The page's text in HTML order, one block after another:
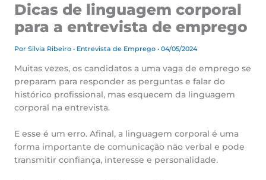
Dicas de linguagem corporal
para a entrevista de emprego
Por Silvia Ribeiro • Entrevista de Emprego • 04/05/2024
Muitas vezes, os candidatos a uma vaga de emprego se
preparam para responder as perguntas e falar do
histórico profissional, mas esquecem da linguagem
corporal na entrevista.
E esse é um erro. Afinal, a linguagem corporal é uma
forma importante de comunicação não verbal e pode
transmitir confiança, interesse e personalidade.